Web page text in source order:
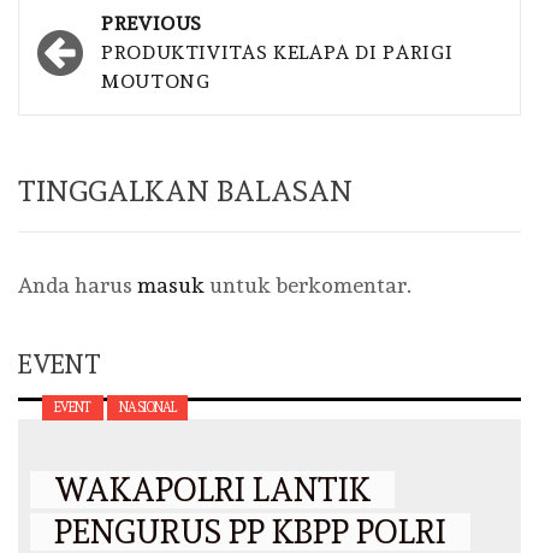
Post
navigation
PREVIOUS
PRODUKTIVITAS KELAPA DI PARIGI
MOUTONG
TINGGALKAN BALASAN
Anda harus masuk untuk berkomentar.
EVENT
EVENT NASIONAL
WAKAPOLRI LANTIK
PENGURUS PP KBPP POLRI